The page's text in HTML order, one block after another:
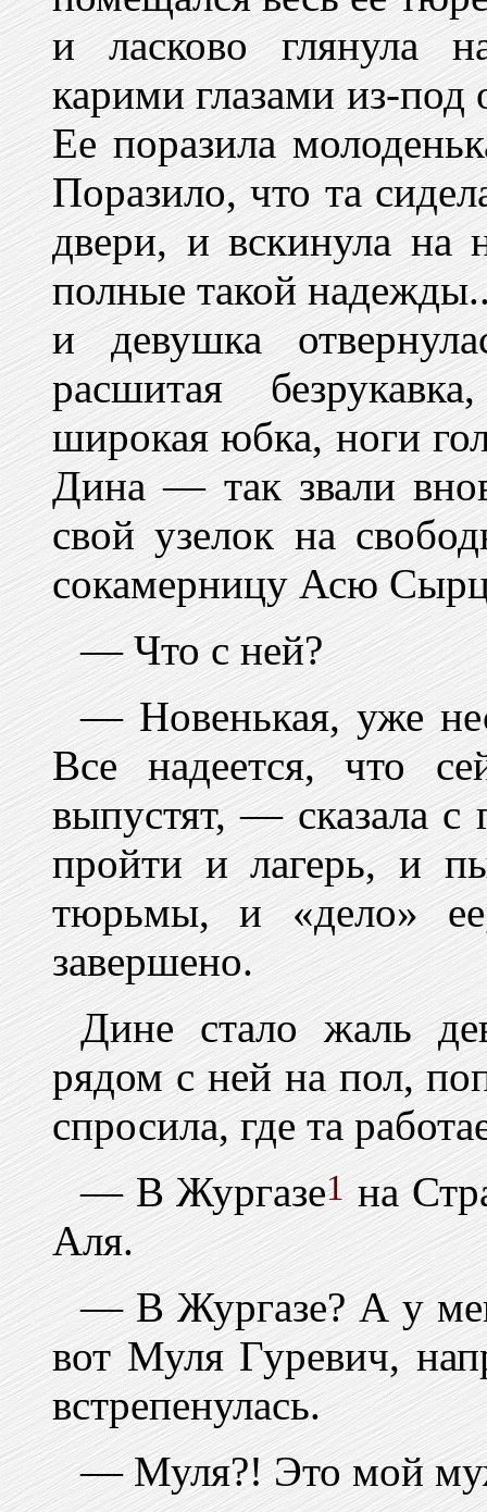
и ласково глянула
карими глазами из-
Ее поразила
Поразило, что та
двери, и вскинула на
полные такой
и девушка
расшитая
широкая юбка, ноги
Дина — так звали
свой узелок на
сокамерницу Асю
— Что с ней?
— Новенькая, уже
Все надеется, что
выпустят, — сказала с
пройти и лагерь, и
тюрьмы, и «дело»
завершено.
Дине стало жаль
рядом с ней на пол,
спросила, где та
— В Жургазе1на
Аля.
— В Жургазе? А у
вот Муля Гуревич,
встрепенулась.
— Муля?! Это мой